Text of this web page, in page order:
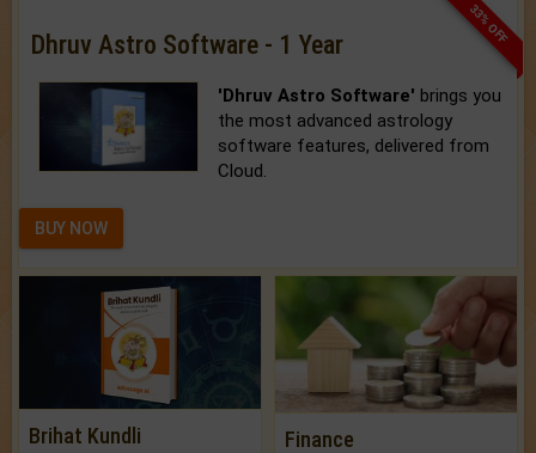
33% OFF
Dhruv Astro Software - 1 Year
'Dhruv Astro Software' brings you
the most advanced astrology
software features, delivered from
Cloud.
BUY NOW
Brihat Kundli Finance